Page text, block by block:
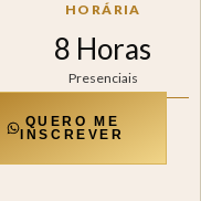
HORÁRIA
8 Horas
Presenciais
QUERO ME
INSCREVER